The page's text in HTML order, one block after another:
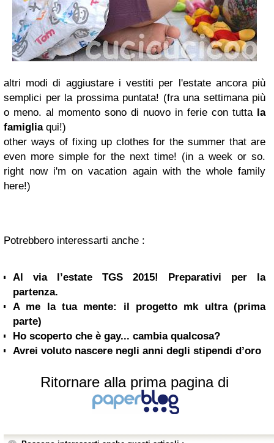
altri modi di aggiustare i vestiti per l'estate ancora più
semplici per la prossima puntata! (fra una settimana più
o meno. al momento sono di nuovo in ferie con tutta la
famigliaqui!)
other ways of fixing up clothes for the summer that are
even more simple for the next time! (in a week or so.
right now i'm on vacation again with the whole family
here!)
Potrebbero interessarti anche :
Al via l’estate TGS 2015! Preparativi per la
partenza.
A me la tua mente: il progetto mk ultra (prima
parte)
Ho scoperto che è gay... cambia qualcosa?
Avrei voluto nascere negli anni degli stipendi d’oro
Ritornare alla prima pagina di